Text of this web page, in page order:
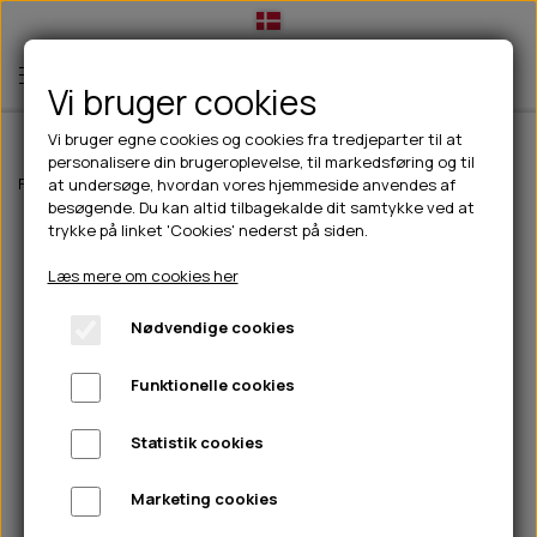
TIL HUND
💧FODER- VANDSKÅLE
CHICOPEE
GODBIDSTASKE
HALSBÅND
🦴 GODBIDDER & SNACKS
🍖 SMAGSVARIANTER
🎾 LEGETØJ
TÆNDER, ØRE, ØJE, POTER & NÆSE
🐾 UDSTYR & KOMFORT
TIL HUNDEEJER
DRIKKEFLASKER/TERMOFLASKER
HUER OG VANTER
PINEWOOD SALES
TIL KAT
TILBUD
NYHEDER
ABONNEMENT
Forside Til hunde Godbidder & Snacks Is Coolpets Ice Cream -
Vi bruger cookies
Vi bruger egne cookies og cookies fra tredjeparter til at
personalisere din brugeroplevelse, til markedsføring og til
at undersøge, hvordan vores hjemmeside anvendes af
besøgende. Du kan altid tilbagekalde dit samtykke ved at
trykke på linket 'Cookies' nederst på siden.
Læs mere om cookies her
Nødvendige cookies
Funktionelle cookies
Statistik cookies
Marketing cookies